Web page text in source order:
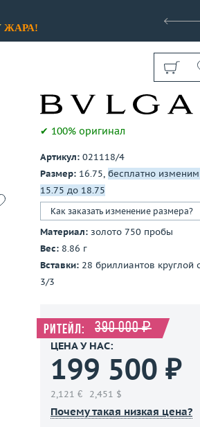
ЖАРА!
Показать все
✔ 100% оригинал
Артикул: 021118/4
Размер: 16.75, бесплатно
15.75 до 18.75
Как заказать изменение размера?
Материал: золото 750 пробы
Вес: 8.86 г
Вставки: 28 бриллиантов круглой
3/3
Ритейл: 390 000 ₽
ЦЕНА У НАС:
199 500 ₽
2,121 € 2,451 $
Почему такая низкая цена?